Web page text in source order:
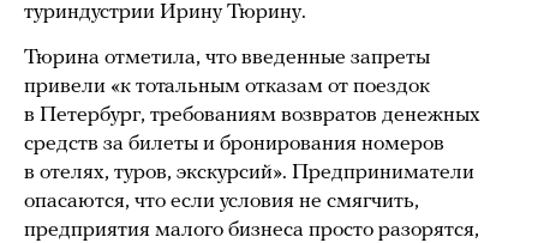
туриндустрии Ирину Тюрину.
Тюрина отметила, что введенные запреты
привели «к тотальным отказам от поездок
в Петербург, требованиям возвратов денежных
средств за билеты и бронирования номеров
в отелях, туров, экскурсий». Предприниматели
опасаются, что если условия не смягчить,
предприятия малого бизнеса просто разорятся,